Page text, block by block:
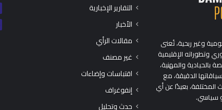
وغير ربحية، تُعنى
وتطوراته الإقليمية
بالحيادية والمهنية،
الدقيقة، مع
المختلفة، بعيدًا عن أي
سياسي.
التقارير الإخبارية
الأخبار
مقالات الرأي
غير مصنف
اقتباسات وإضاءات
إنفوغراف
حدث وتحليل